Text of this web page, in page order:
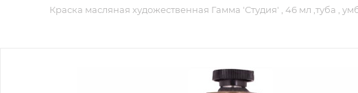
Краска масляная художественная Гамма 'Студия' , 46 мл ,туба ,